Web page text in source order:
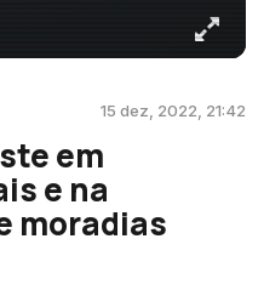
15 dez, 2022, 21:42
em
e na
moradias